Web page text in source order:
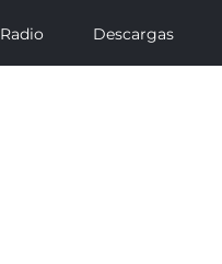
Radio Descargas